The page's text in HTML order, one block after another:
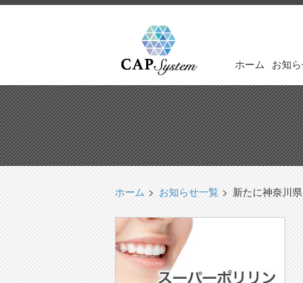
ホーム お知
ホーム お知らせ一覧 新たに神奈川